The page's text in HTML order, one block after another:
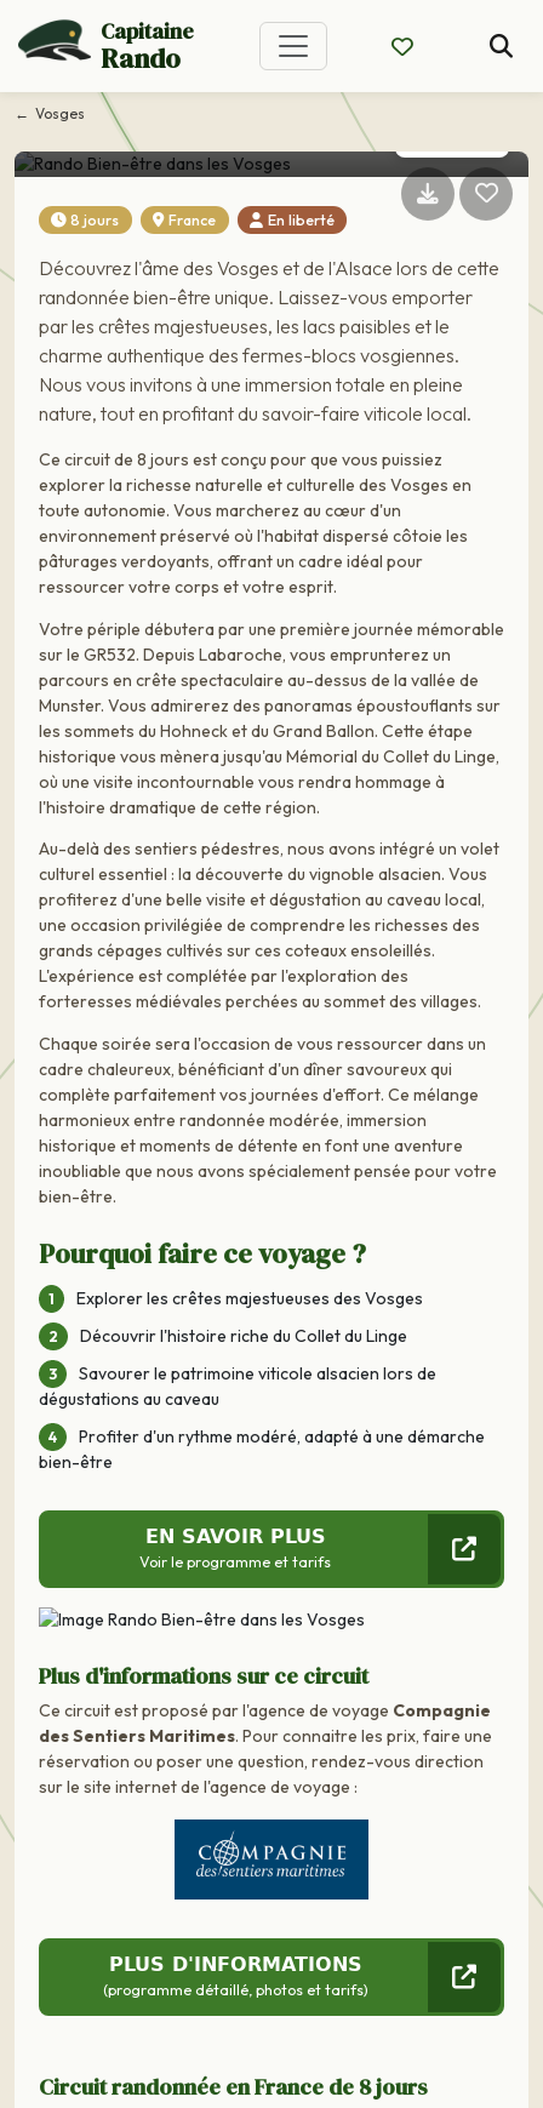
Capitaine
Rando
Vosges
Voyage France
Rando Bien-être dans
les Vosges
CIRCUIT EN LIBERTÉ
8 jours France En liberté
Découvrez l'âme des Vosges et de l'Alsace lors de cette
randonnée bien-être unique. Laissez-vous emporter
par les crêtes majestueuses, les lacs paisibles et le
charme authentique des fermes-blocs vosgiennes.
Nous vous invitons à une immersion totale en pleine
nature, tout en profitant du savoir-faire viticole local.
Ce circuit de 8 jours est conçu pour que vous puissiez
explorer la richesse naturelle et culturelle des Vosges en
toute autonomie. Vous marcherez au cœur d'un
environnement préservé où l'habitat dispersé côtoie les
pâturages verdoyants, offrant un cadre idéal pour
ressourcer votre corps et votre esprit.
Votre périple débutera par une première journée mémorable
sur le GR532. Depuis Labaroche, vous emprunterez un
parcours en crête spectaculaire au-dessus de la vallée de
Munster. Vous admirerez des panoramas époustouflants sur
les sommets du Hohneck et du Grand Ballon. Cette étape
historique vous mènera jusqu'au Mémorial du Collet du Linge,
où une visite incontournable vous rendra hommage à
l'histoire dramatique de cette région.
Au-delà des sentiers pédestres, nous avons intégré un volet
culturel essentiel : la découverte du vignoble alsacien. Vous
profiterez d'une belle visite et dégustation au caveau local,
une occasion privilégiée de comprendre les richesses des
grands cépages cultivés sur ces coteaux ensoleillés.
L'expérience est complétée par l'exploration des
forteresses médiévales perchées au sommet des villages.
Chaque soirée sera l'occasion de vous ressourcer dans un
cadre chaleureux, bénéficiant d'un dîner savoureux qui
complète parfaitement vos journées d'effort. Ce mélange
harmonieux entre randonnée modérée, immersion
historique et moments de détente en font une aventure
inoubliable que nous avons spécialement pensée pour votre
bien-être.
Pourquoi faire ce voyage ?
Explorer les crêtes majestueuses des Vosges
Découvrir l'histoire riche du Collet du Linge
Savourer le patrimoine viticole alsacien lors de
dégustations au caveau
Profiter d'un rythme modéré, adapté à une démarche
bien-être
EN SAVOIR PLUS
Voir le programme et tarifs
Plus d'informations sur ce circuit
Ce circuit est proposé par l'agence de voyage Compagnie
des Sentiers Maritimes. Pour connaitre les prix, faire une
réservation ou poser une question, rendez-vous direction
sur le site internet de l'agence de voyage :
PLUS D'INFORMATIONS
(programme détaillé, photos et tarifs)
Circuit randonnée en France de 8 jours